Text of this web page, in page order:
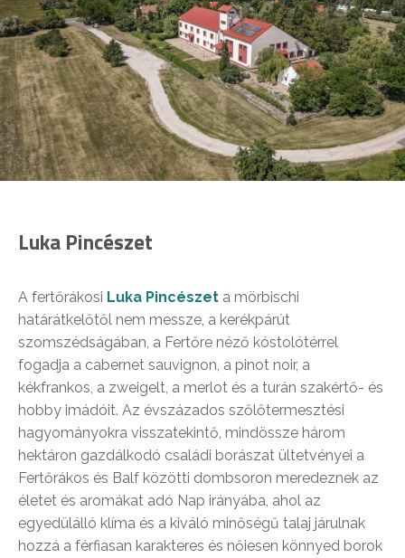
Luka Pincészet
A fertőrákosi Luka Pincészet a mörbischi
határátkelőtől nem messze, a kerékpárút
szomszédságában, a Fertőre néző kóstolótérrel
fogadja a cabernet sauvignon, a pinot noir, a
kékfrankos, a zweigelt, a merlot és a turán szakértő- és
hobby imádóit. Az évszázados szőlőtermesztési
hagyományokra visszatekintő, mindössze három
hektáron gazdálkodó családi borászat ültetvényei a
Fertőrákos és Balf közötti dombsoron meredeznek az
életet és aromákat adó Nap irányába, ahol az
egyedülálló klíma és a kiváló minőségű talaj járulnak
hozzá a férfiasan karakteres és nőiesen könnyed borok